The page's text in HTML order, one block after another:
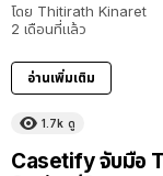
โดย Thitirath Kinaret
2 เดือนที่แล้ว
อ่านเพิ่มเติม
1.7k ดู
Casetify จับมือ